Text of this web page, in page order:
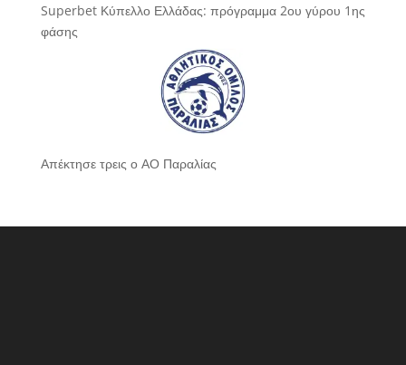
Superbet Κύπελλο Ελλάδας: πρόγραμμα 2ου γύρου 1ης
φάσης
Απέκτησε τρεις ο ΑΟ Παραλίας